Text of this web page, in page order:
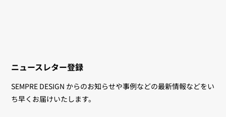
ニュースレター登録
SEMPRE DESIGN からのお知らせや事例などの最新情報などをい
ち早くお届けいたします。